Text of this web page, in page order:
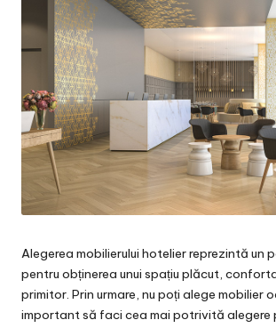
Alegerea mobilierului hotelier reprezintă un
pentru obținerea unui spațiu plăcut,
primitor. Prin urmare, nu poți alege mobilier
important să faci cea mai potrivită alegere